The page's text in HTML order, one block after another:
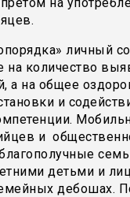
личный
на количество
а на общее
и
и
детьми и
дебошах.